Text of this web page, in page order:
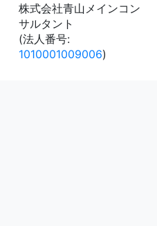
株式会社青山メインコン
サルタント
(法人番号:
1010001009006)